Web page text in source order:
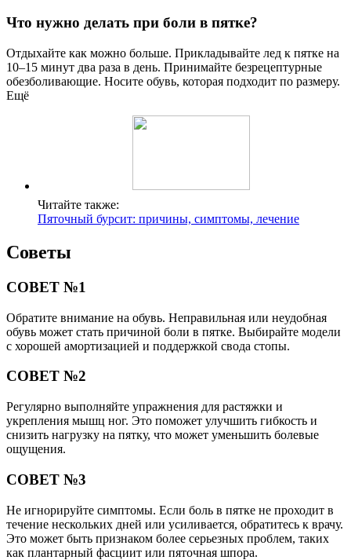
Что нужно делать при боли в пятке?
Отдыхайте как можно больше. Прикладывайте лед к пятке на
10–15 минут два раза в день. Принимайте безрецептурные
обезболивающие. Носите обувь, которая подходит по размеру.
Ещё
Читайте также:
Пяточный бурсит: причины, симптомы, лечение
Советы
СОВЕТ №1
Обратите внимание на обувь. Неправильная или неудобная
обувь может стать причиной боли в пятке. Выбирайте модели
с хорошей амортизацией и поддержкой свода стопы.
СОВЕТ №2
Регулярно выполняйте упражнения для растяжки и
укрепления мышц ног. Это поможет улучшить гибкость и
снизить нагрузку на пятку, что может уменьшить болевые
ощущения.
СОВЕТ №3
Не игнорируйте симптомы. Если боль в пятке не проходит в
течение нескольких дней или усиливается, обратитесь к врачу.
Это может быть признаком более серьезных проблем, таких
как плантарный фасциит или пяточная шпора.